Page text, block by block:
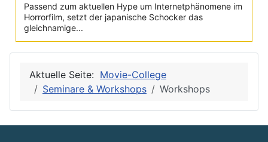
Passend zum aktuellen Hype um Internetphänomene im
Horrorfilm, setzt der japanische Schocker das
gleichnamige...
Aktuelle Seite: Movie-College
Seminare & Workshops
Workshops